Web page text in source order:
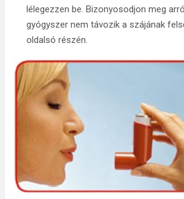
lélegezzen be. Bizonyosodjon meg
gyógyszer nem távozik a szájának
oldalsó részén.